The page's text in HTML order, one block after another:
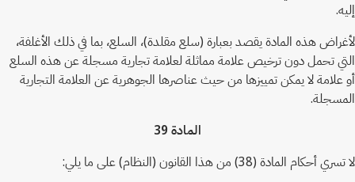
إليه.
لأغراض هذه المادة يقصد بعبارة (سلع مقلدة)، السلع، بما في ذلك الأغلفة،
التي تحمل دون ترخيص علامة مماثلة لعلامة تجارية مسجلة عن هذه السلع
أو علامة لا يمكن تمييزها من حيث عناصرها الجوهرية عن العلامة التجارية
المسجلة.
المادة 39
لا تسري أحكام المادة (38) من هذا القانون (النظام) على ما يلي: